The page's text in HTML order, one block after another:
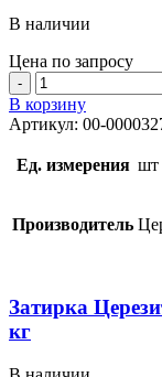
В наличии
Цена по запросу
Количество
товара
Затирка
Церезит
Super
CE
№40
(Жасмин),
В корзину
Артикул: 00-
Ед. измерения шт
Производитель
Затирка
кг